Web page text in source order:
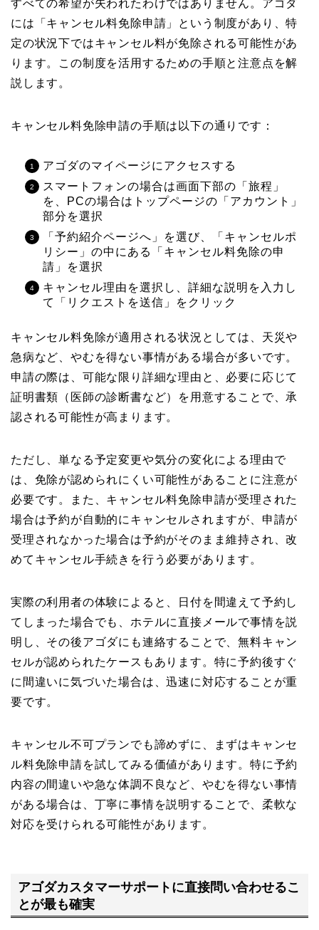
すべての希望が失われたわけではありません。アゴダ
には「キャンセル料免除申請」という制度があり、特
定の状況下ではキャンセル料が免除される可能性があ
ります。この制度を活用するための手順と注意点を解
説します。
キャンセル料免除申請の手順は以下の通りです：
アゴダのマイページにアクセスする
スマートフォンの場合は画面下部の「旅程」
を、PCの場合はトップページの「アカウント」
部分を選択
「予約紹介ページへ」を選び、「キャンセルポ
リシー」の中にある「キャンセル料免除の申
請」を選択
キャンセル理由を選択し、詳細な説明を入力し
て「リクエストを送信」をクリック
キャンセル料免除が適用される状況としては、天災や
急病など、やむを得ない事情がある場合が多いです。
申請の際は、可能な限り詳細な理由と、必要に応じて
証明書類（医師の診断書など）を用意することで、承
認される可能性が高まります。
ただし、単なる予定変更や気分の変化による理由で
は、免除が認められにくい可能性があることに注意が
必要です。また、キャンセル料免除申請が受理された
場合は予約が自動的にキャンセルされますが、申請が
受理されなかった場合は予約がそのまま維持され、改
めてキャンセル手続きを行う必要があります。
実際の利用者の体験によると、日付を間違えて予約し
てしまった場合でも、ホテルに直接メールで事情を説
明し、その後アゴダにも連絡することで、無料キャン
セルが認められたケースもあります。特に予約後すぐ
に間違いに気づいた場合は、迅速に対応することが重
要です。
キャンセル不可プランでも諦めずに、まずはキャンセ
ル料免除申請を試してみる価値があります。特に予約
内容の間違いや急な体調不良など、やむを得ない事情
がある場合は、丁寧に事情を説明することで、柔軟な
対応を受けられる可能性があります。
アゴダカスタマーサポートに直接問い合わせるこ
とが最も確実